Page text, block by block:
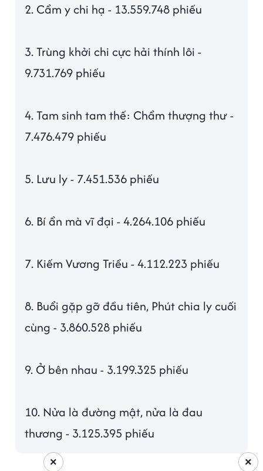
2. Cẩm y chi hạ - 13.559.748 phiếu
3. Trùng khởi chi cực hải thính lôi -
9.731.769 phiếu
4. Tam sinh tam thế: Chẩm thượng thư -
7.476.479 phiếu
5. Lưu ly - 7.451.536 phiếu
6. Bí ẩn mà vĩ đại - 4.264.106 phiếu
7. Kiếm Vương Triều - 4.112.223 phiếu
8. Buổi gặp gỡ đầu tiên, Phút chia ly cuối
cùng - 3.860.528 phiếu
9. Ở bên nhau - 3.199.325 phiếu
10. Nửa là đường mật, nửa là đau
thương - 3.125.395 phiếu
×
×